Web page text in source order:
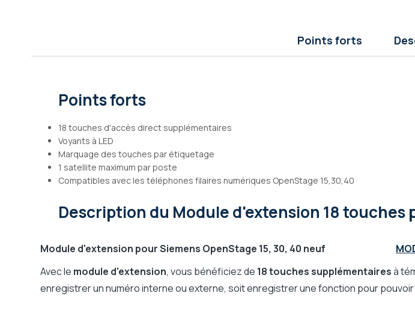
Points forts
Points forts
18 touches d'accès direct supplémentaires
Voyants à LED
Marquage des touches par étiquetage
1 satellite maximum par poste
Compatibles avec les téléphones filaires numériques OpenStage 15,30,40
Description du Module d'extension 18 touches
Module d'extension pour Siemens OpenStage 15, 30, 40 neuf
Avec le module d'extension, vous bénéficiez de 18 touches supplémentairesà
enregistrer un numéro interne ou externe, soit enregistrer une fonction pour